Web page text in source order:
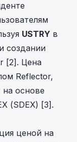
USTRY в
создании
[2]. Цена
Reflector,
на основе
(SDEX) [3].
ценой на